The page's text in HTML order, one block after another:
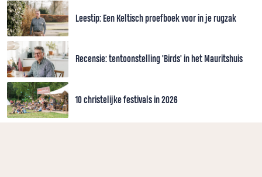
Leestip: Een Keltisch proefboek voor in je rugzak
Recensie: tentoonstelling 'Birds' in het Mauritshuis
10 christelijke festivals in 2026